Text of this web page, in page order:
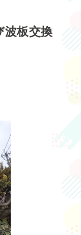
波板交換